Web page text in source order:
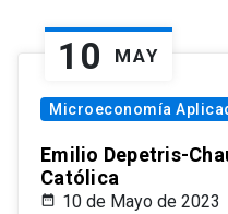
10 MAY
Microeconomía
Emilio Depetris-
Católica
10 de Mayo de 2023